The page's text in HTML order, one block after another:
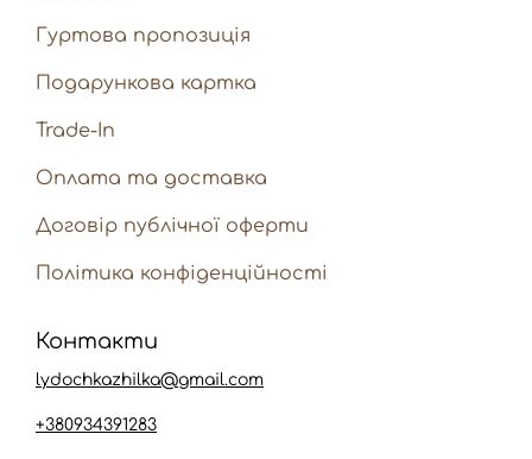
Гуртова пропозиція
Подарункова картка
Trade-In
Оплата та доставка
Договір публічної оферти
Політика конфіденційності
lydochkazhilka@gmail.com
+380934391283
Контакти